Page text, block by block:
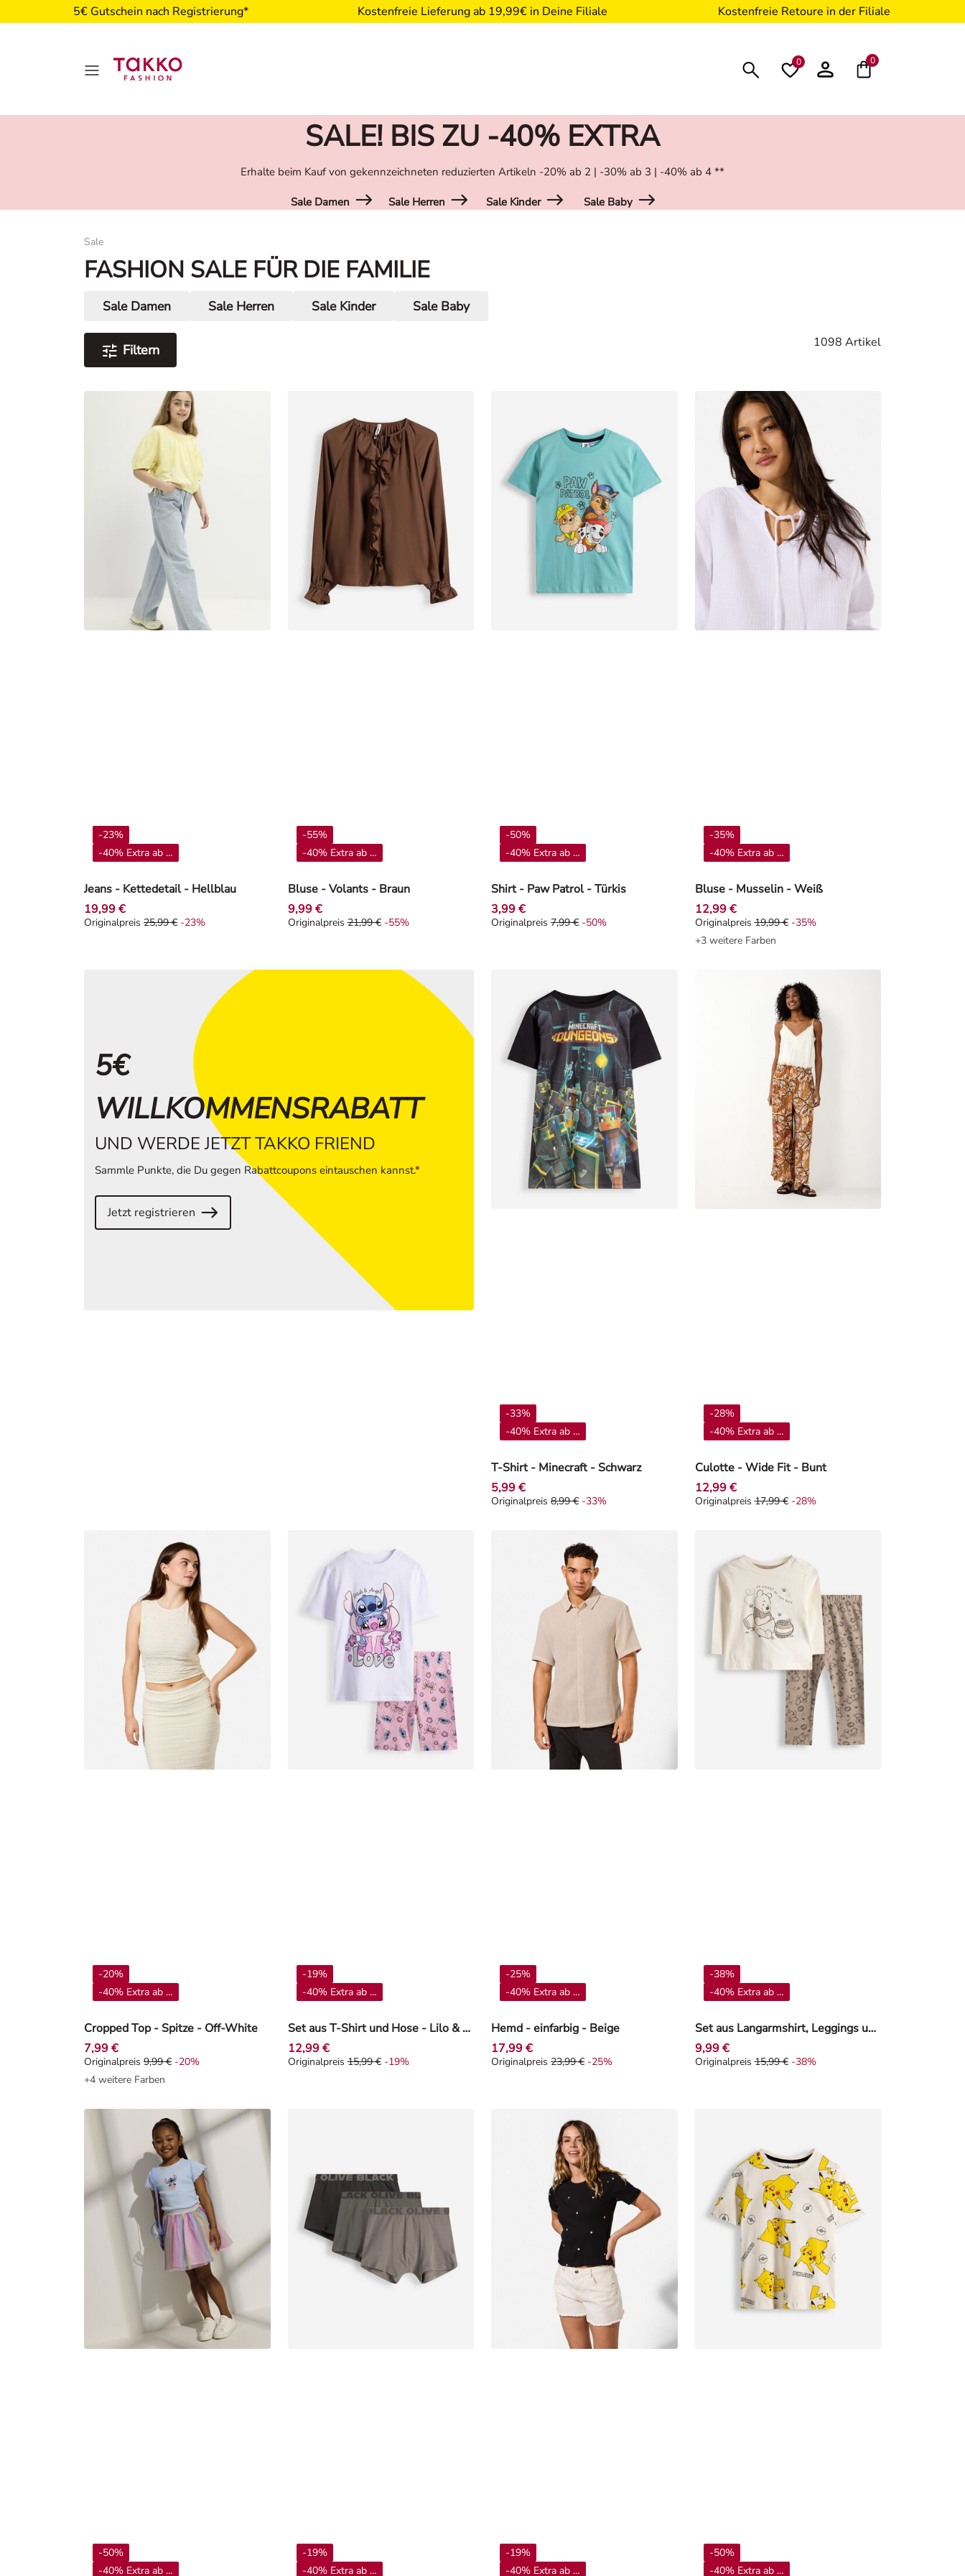
5€ Gutschein nach Registrierung* Kostenfreie Lieferung ab 19,99€ in Deine Filiale Kostenfreie Retoure in der Filiale
0 0
SALE! BIS ZU -40% EXTRA
Erhalte beim Kauf von gekennzeichneten reduzierten Artikeln -20% ab 2 | -30% ab 3 | -40% ab 4 **
Sale Damen Sale Herren Sale Kinder
Sale Baby
Sale
FASHION SALE FÜR DIE FAMILIE
Sale Damen Sale Herren Sale Kinder Sale Baby
Filtern 1098 Artikel
Jeans - Kettedetail - Hellblau
-23%
-40% Extra ab 4**
19,99 €
Originalpreis 25,99 €, Rabat -23%
Originalpreis 25,99 € -23%
Bluse - Volants - Braun
-55%
-40% Extra ab 4**
9,99 €
Originalpreis 21,99 €, Rabat -55%
Originalpreis 21,99 € -55%
Shirt - Paw Patrol - Türkis
-50%
-40% Extra ab 4**
3,99 €
Originalpreis 7,99 €, Rabat -50%
Originalpreis 7,99 € -50%
Bluse - Musselin - Weiß
-35%
-40% Extra ab 4**
12,99 €
Originalpreis 19,99 €, Rabat -35%
Originalpreis 19,99 € -35%
+3 weitere Farben
5€
WILLKOMMENSRABATT
UND WERDE JETZT TAKKO FRIEND
Sammle Punkte, die Du gegen Rabattcoupons eintauschen kannst.*
Jetzt registrieren
T-Shirt - Minecraft - Schwarz
-33%
-40% Extra ab 4**
5,99 €
Originalpreis 8,99 €, Rabat -33%
Originalpreis 8,99 € -33%
Culotte - Wide Fit - Bunt
-28%
-40% Extra ab 4**
12,99 €
Originalpreis 17,99 €, Rabat -28%
Originalpreis 17,99 € -28%
Cropped Top - Spitze - Off-White
-20%
-40% Extra ab 4**
7,99 €
Originalpreis 9,99 €, Rabat -20%
Originalpreis 9,99 € -20%
+4 weitere Farben
Set aus T-Shirt und Hose - Lilo & Stitch - Weiß
-19%
-40% Extra ab 4**
12,99 €
Originalpreis 15,99 €, Rabat -19%
Originalpreis 15,99 € -19%
Hemd - einfarbig - Beige
-25%
-40% Extra ab 4**
17,99 €
Originalpreis 23,99 €, Rabat -25%
Originalpreis 23,99 € -25%
Set aus Langarmshirt, Leggings und Lätzchen - Winnie Puuh - Beige
-38%
-40% Extra ab 4**
9,99 €
Originalpreis 15,99 €, Rabat -38%
Originalpreis 15,99 € -38%
-50%
-40% Extra ab 4**
-19%
-40% Extra ab 4**
-19%
-40% Extra ab 4**
-50%
-40% Extra ab 4**